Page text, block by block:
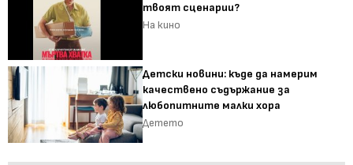
твоят сценарии?
На кино
Детски новини: къде да намерим
качествено съдържание за
любопитните малки хора
Детето